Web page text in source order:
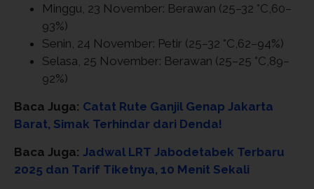
Minggu, 23 November: Berawan (25–32 °C,60–
93%)
Senin, 24 November: Petir (25–32 °C,62–94%)
Selasa, 25 November: Berawan (25–25 °C,89–
92%)
Baca Juga: Catat Rute Ganjil Genap Jakarta
Barat, Simak Terhindar dari Denda!
Baca Juga: Jadwal LRT Jabodetabek Terbaru
2025 dan Tarif Tiketnya, 10 Menit Sekali